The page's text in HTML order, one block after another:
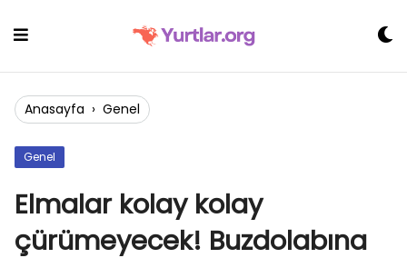
Anasayfa › Genel
Genel
Elmalar kolay kolay
çürümeyecek! Buzdolabına